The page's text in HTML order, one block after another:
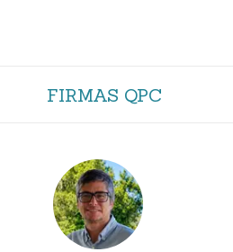
FIRMAS QPC